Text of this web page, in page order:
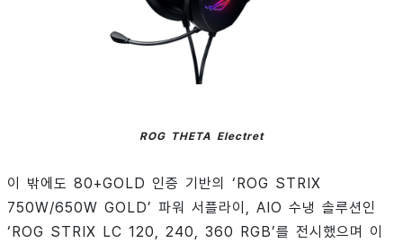
ROG THETA Electret
이 밖에도 80+GOLD 인증 기반의 ‘ROG STRIX
750W/650W GOLD’ 파워 서플라이, AIO 수냉 솔루션인
‘ROG STRIX LC 120, 240, 360 RGB’를 전시했으며 이